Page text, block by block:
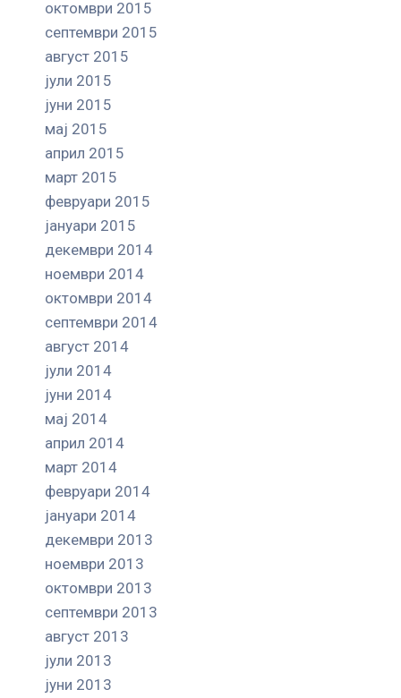
октомври 2015
септември 2015
август 2015
јули 2015
јуни 2015
мај 2015
април 2015
март 2015
февруари 2015
јануари 2015
декември 2014
ноември 2014
октомври 2014
септември 2014
август 2014
јули 2014
јуни 2014
мај 2014
април 2014
март 2014
февруари 2014
јануари 2014
декември 2013
ноември 2013
октомври 2013
септември 2013
август 2013
јули 2013
јуни 2013